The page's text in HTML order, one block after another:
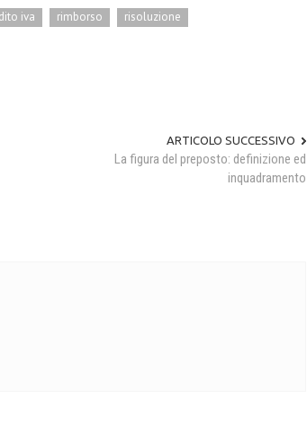
iva rimborso risoluzione
ARTICOLO SUCCESSIVO
La figura del preposto: definizione ed
inquadramento